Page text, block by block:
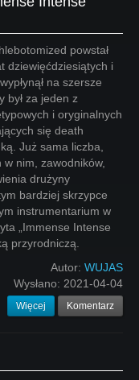
powstał
dziewięćdziesiątych i
na szersze
był za jeden z
i oryginalnych
się death
Już sama liczba,
nim, zawodników,
drużyny
bardziej skrzypce
instrumentarium w
„Immense Intense
przyrodniczą.
Autor: WUJAS
Wysłano: 2021-04-04
Więcej Komentarz